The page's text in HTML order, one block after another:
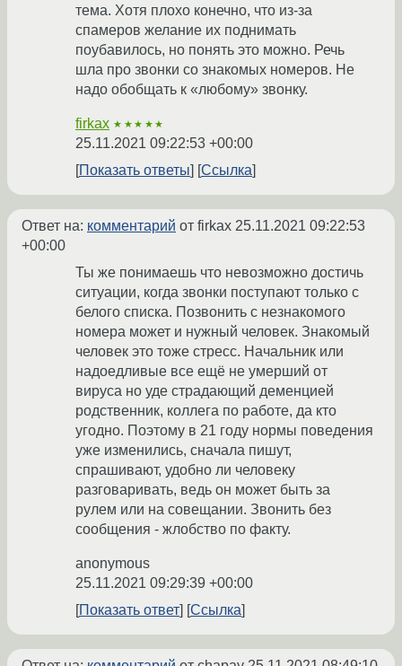
тема. Хотя плохо конечно, что из-за
спамеров желание их поднимать
поубавилось, но понять это можно. Речь
шла про звонки со знакомых номеров. Не
надо обобщать к «любому» звонку.
firkax ★★★★★
25.11.2021 09:22:53 +00:00
Показать ответы
Ссылка
Ответ на: комментарий от firkax 25.11.2021 09:22:53
+00:00
Ты же понимаешь что невозможно достичь
ситуации, когда звонки поступают только с
белого списка. Позвонить с незнакомого
номера может и нужный человек. Знакомый
человек это тоже стресс. Начальник или
надоедливые все ещё не умерший от
вируса но уде страдающий деменцией
родственник, коллега по работе, да кто
угодно. Поэтому в 21 году нормы поведения
уже изменились, сначала пишут,
спрашивают, удобно ли человеку
разговаривать, ведь он может быть за
рулем или на совещании. Звонить без
сообщения - жлобство по факту.
anonymous
25.11.2021 09:29:39 +00:00
Показать ответ
Ссылка